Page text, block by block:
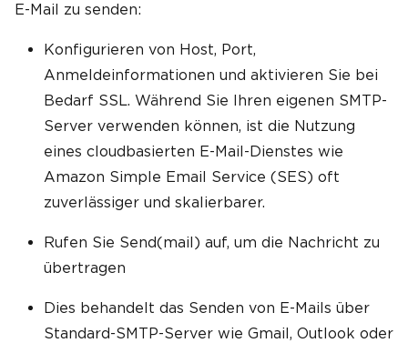
E-Mail zu senden:
Konfigurieren von Host, Port,
Anmeldeinformationen und aktivieren Sie bei
Bedarf SSL. Während Sie Ihren eigenen SMTP-
Server verwenden können, ist die Nutzung
eines cloudbasierten E-Mail-Dienstes wie
Amazon Simple Email Service (SES) oft
zuverlässiger und skalierbarer.
Rufen Sie Send(mail) auf, um die Nachricht zu
übertragen
Dies behandelt das Senden von E-Mails über
Standard-SMTP-Server wie Gmail, Outlook oder